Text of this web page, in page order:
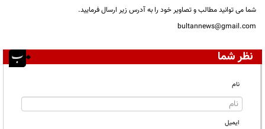
شما می توانید مطالب و تصاویر خود را به آدرس زیر ارسال فرمایید.
bultannews@gmail.com
نظر شما
نام
ایمیل